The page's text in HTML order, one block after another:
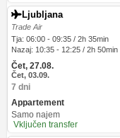
Ljubljana
Trade Air
Tja: 06:00 - 09:35 / 2h 35min
Nazaj: 10:35 - 12:25 / 2h 50min
Čet, 27.08.
Čet, 03.09.
7 dni
Appartement
Samo najem
Vključen transfer